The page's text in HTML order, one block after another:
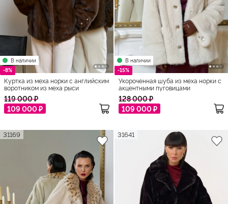
В наличии
-8%
Куртка из меха норки с английским
воротником из меха рыси
119 000 ₽
109 000 ₽
В наличии
-15%
Укороченная шуба из меха норки с
акцентными пуговицами
128 000 ₽
109 000 ₽
31169 31641